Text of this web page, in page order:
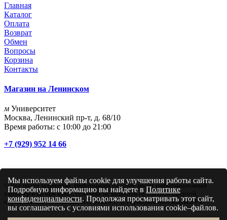
Главная
Каталог
Оплата
Возврат
Обмен
Вопросы
Корзина
Контакты
Магазин на Ленинском
м Университет
Москва, Ленинский пр-т, д. 68/10
Время работы: с 10:00 до 21:00
+7 (929) 952 14 66
© Все права защищены. Информация на сайте носит информационный
характер и ни при каких условиях не являются публичной офертой,
определяемой положениями Статьи 437 (2) Гражданского кодекса РФ
Мы используем файлы cookie для улучшения работы сайта.
Подробную информацию вы найдете вПолитике
конфиденциальности. Продолжая просматривать этот сайт,
вы соглашаетесь с условиями использования cookie–файлов.